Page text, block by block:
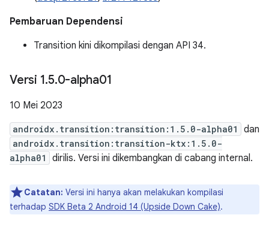
Pembaruan Dependensi
Transition kini dikompilasi dengan API 34.
Versi 1.5.0-alpha01
10 Mei 2023
androidx.transition:transition:1.5.0-alpha01 dan
androidx.transition:transition-ktx:1.5.0-
alpha01
dirilis. Versi ini dikembangkan di cabang internal.
Catatan: Versi ini hanya akan melakukan kompilasi
terhadap SDK Beta 2 Android 14 (Upside Down Cake).